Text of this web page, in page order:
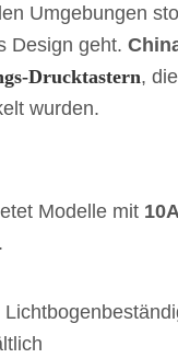
Umgebungen
Design geht.
Drucktastern,
wurden.
Modelle mit